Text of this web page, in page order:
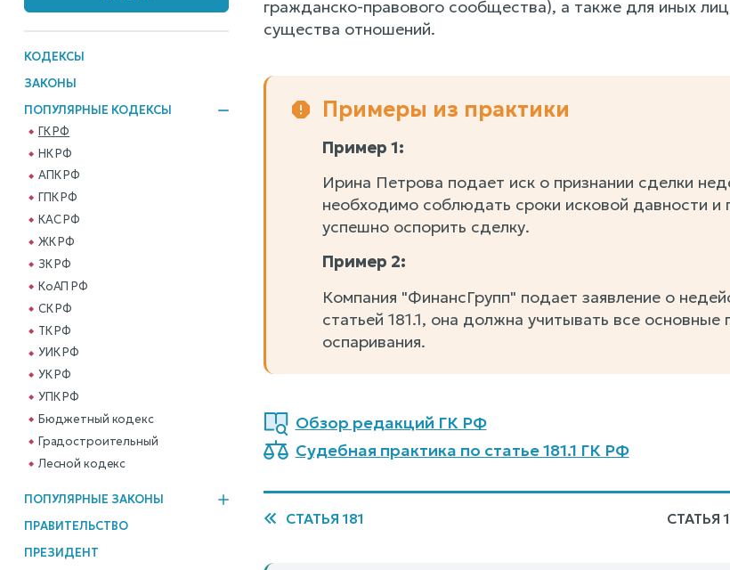
КОДЕКСЫ
ЗАКОНЫ
ПОПУЛЯРНЫЕ КОДЕКСЫ
ГК РФ
НК РФ
АПК РФ
ГПК РФ
КАС РФ
ЖК РФ
ЗК РФ
КоАП РФ
СК РФ
ТК РФ
УИК РФ
УК РФ
УПК РФ
Бюджетный кодекс
Градостроительный
Лесной кодекс
ПОПУЛЯРНЫЕ ЗАКОНЫ
ПРАВИТЕЛЬСТВО
ПРЕЗИДЕНТ
гражданско-правового сообщества), а также для иных
существа отношений.
Примеры из практики
Пример 1:
Ирина Петрова подает иск о признании сделки
необходимо соблюдать сроки исковой давности
успешно оспорить сделку.
Пример 2:
Компания "ФинансГрупп" подает заявление о
статьей 181.1, она должна учитывать все
оспаривания.
Обзор редакций ГК РФ
Судебная практика по статье 181.1 ГК РФ
СТАТЬЯ 181 СТАТЬЯ